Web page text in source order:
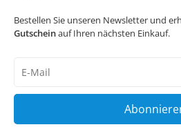
Bestellen Sie unseren Newsletter und
Gutscheinauf Ihren nächsten Einkauf.
Honig